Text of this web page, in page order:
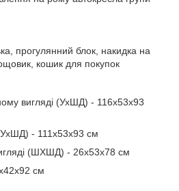
прогулянний блок, накидка на
кошик для покупок
вигляді (УхШД) - 116x53x93
- 111х53x93 см
(ШХШД) - 26x53x78 см
см